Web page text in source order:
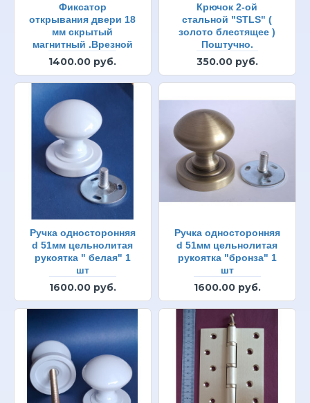
Фиксатор
открывания двери 18
мм скрытый
магнитный .Врезной
1400.00 руб.
Крючок 2-ой
стальной "STLS" (
золото блестящее )
Поштучно.
350.00 руб.
Ручка односторонняя
d 51мм цельнолитая
рукоятка " белая" 1
шт
1600.00 руб.
Ручка односторонняя
d 51мм цельнолитая
рукоятка "бронза" 1
шт
1600.00 руб.